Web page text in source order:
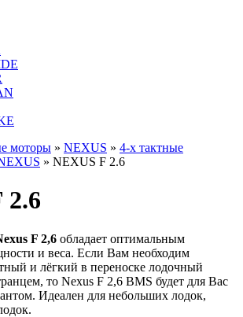
моторы » NEXUS » 4-x тактные
» NEXUS F 2.6
2.6
F 2,6 обладает оптимальным
и веса. Если Вам необходим
и лёгкий в переноске лодочный
то Nexus F 2,6 BMS будет для Вас
Идеален для небольших лодок,